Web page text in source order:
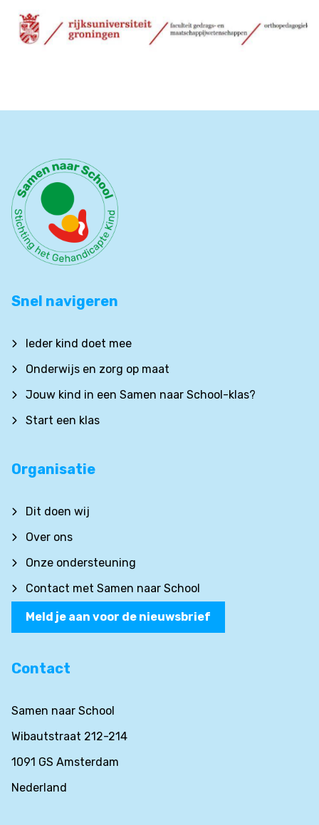
Snel navigeren
Ieder kind doet mee
Onderwijs en zorg op maat
Jouw kind in een Samen naar School-klas?
Start een klas
Organisatie
Dit doen wij
Over ons
Onze ondersteuning
Contact met Samen naar School
Meld je aan voor de nieuwsbrief
Contact
Samen naar School
Wibautstraat 212-214
1091 GS Amsterdam
Nederland